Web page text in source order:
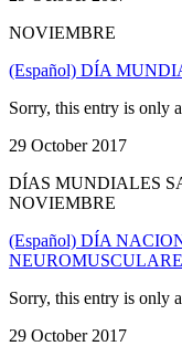
NOVIEMBRE
(Español) DÍA
Sorry, this entry is only
29 October 2017
DÍAS MUNDIALES
NOVIEMBRE
(Español) DÍA
Sorry, this entry is only
29 October 2017